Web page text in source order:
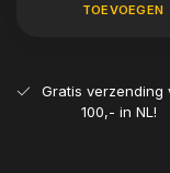
TOEVOEGEN
Gratis verzending
100,- in NL!